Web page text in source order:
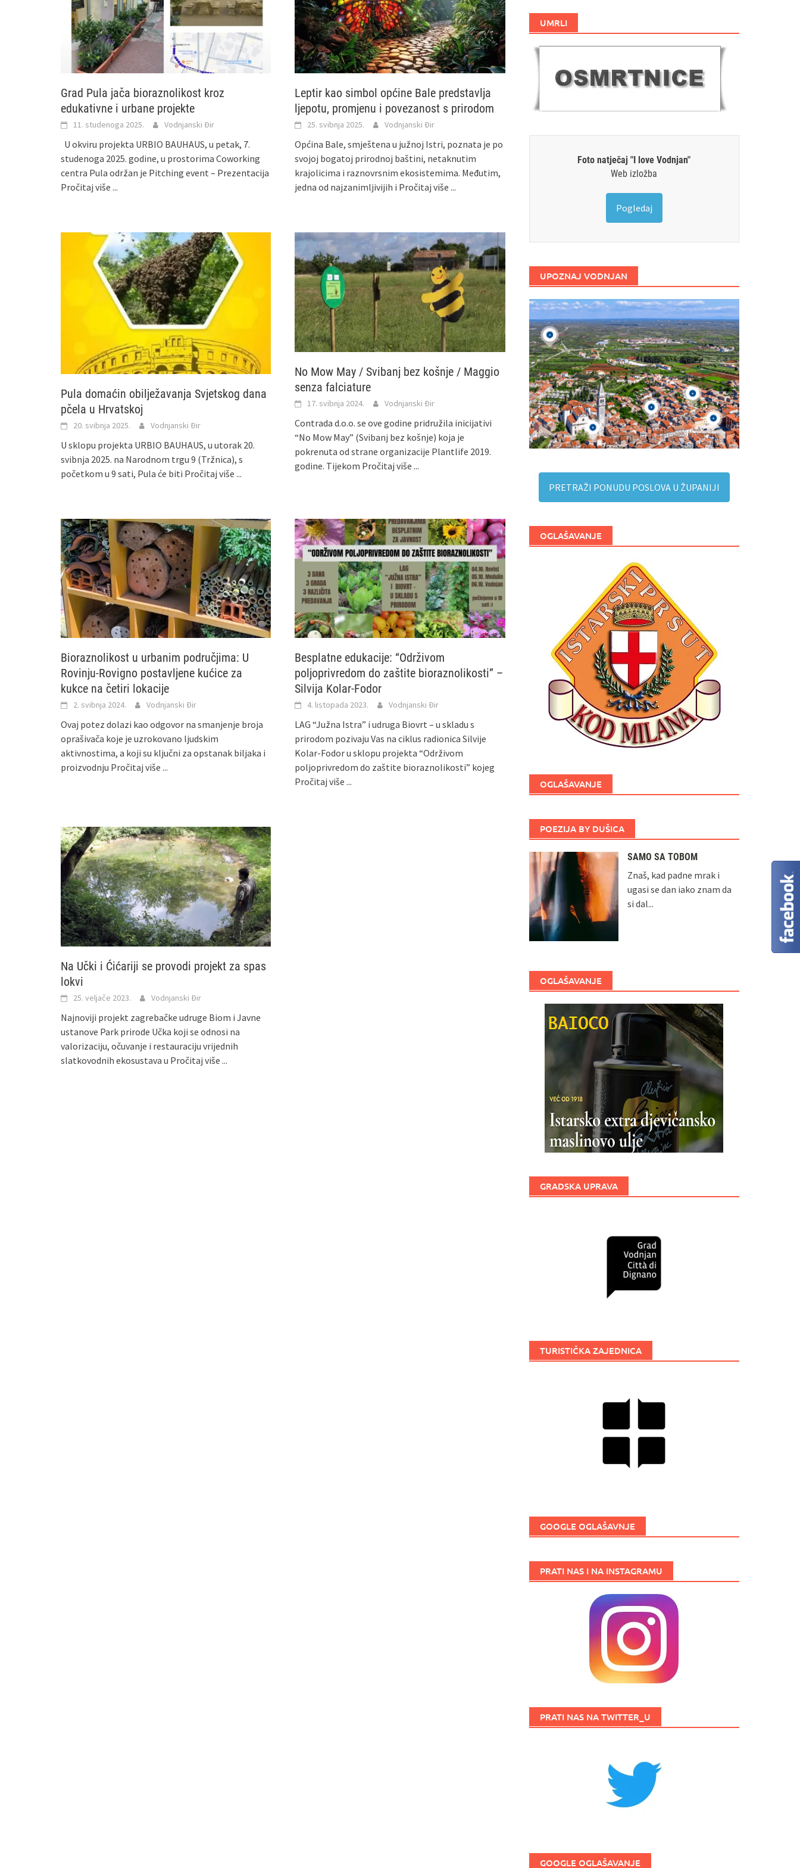
Grad Pula jača bioraznolikost kroz
edukativne i urbane projekte
11. studenoga 2025. Vodnjanski Đir
U okviru projekta URBIO BAUHAUS, u petak, 7.
studenoga 2025. godine, u prostorima Coworking
centra Pula održan je Pitching event – Prezentacija
Pročitaj više ...
Leptir kao simbol općine Bale predstavlja
ljepotu, promjenu i povezanost s prirodom
25. svibnja 2025. Vodnjanski Đir
Općina Bale, smještena u južnoj Istri, poznata je po
svojoj bogatoj prirodnoj baštini, netaknutim
krajolicima i raznovrsnim ekosistemima. Međutim,
jedna od najzanimljivijih i Pročitaj više ...
Pula domaćin obilježavanja Svjetskog dana
pčela u Hrvatskoj
20. svibnja 2025. Vodnjanski Đir
U sklopu projekta URBIO BAUHAUS, u utorak 20.
svibnja 2025. na Narodnom trgu 9 (Tržnica), s
početkom u 9 sati, Pula će biti Pročitaj više ...
No Mow May / Svibanj bez košnje / Maggio
senza falciature
17. svibnja 2024. Vodnjanski Đir
Contrada d.o.o. se ove godine pridružila inicijativi
“No Mow May” (Svibanj bez košnje) koja je
pokrenuta od strane organizacije Plantlife 2019.
godine. Tijekom Pročitaj više ...
Bioraznolikost u urbanim područjima: U
Rovinju-Rovigno postavljene kućice za
kukce na četiri lokacije
2. svibnja 2024. Vodnjanski Đir
Ovaj potez dolazi kao odgovor na smanjenje broja
oprašivača koje je uzrokovano ljudskim
aktivnostima, a koji su ključni za opstanak biljaka i
proizvodnju Pročitaj više ...
Besplatne edukacije: “Održivom
poljoprivredom do zaštite bioraznolikosti” –
Silvija Kolar-Fodor
4. listopada 2023. Vodnjanski Đir
LAG “Južna Istra” i udruga Biovrt – u skladu s
prirodom pozivaju Vas na ciklus radionica Silvije
Kolar-Fodor u sklopu projekta “Održivom
poljoprivredom do zaštite bioraznolikosti” kojeg
Pročitaj više ...
Na Učki i Ćićariji se provodi projekt za spas
lokvi
25. veljače 2023. Vodnjanski Đir
Najnoviji projekt zagrebačke udruge Biom i Javne
ustanove Park prirode Učka koji se odnosi na
valorizaciju, očuvanje i restauraciju vrijednih
slatkovodnih ekosustava u Pročitaj više ...
UMRLI
Foto natječaj "I love Vodnjan"
Web izložba
Pogledaj
UPOZNAJ VODNJAN
PRETRAŽI PONUDU POSLOVA U ŽUPANIJI
OGLAŠAVANJE
OGLAŠAVANJE
POEZIJA BY DUŠICA
SAMO SA TOBOM
Znaš, kad padne mrak i
ugasi se dan iako znam da
si dal...
OGLAŠAVANJE
GRADSKA UPRAVA
TURISTIČKA ZAJEDNICA
GOOGLE OGLAŠAVNJE
PRATI NAS I NA INSTAGRAMU
PRATI NAS NA TWITTER_U
GOOGLE OGLAŠAVANJE